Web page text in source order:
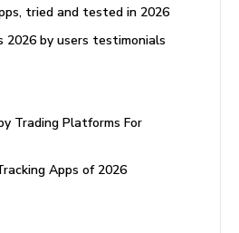
tried and tested in 2026
2026 by users testimonials
Trading Platforms For
Apps of 2026